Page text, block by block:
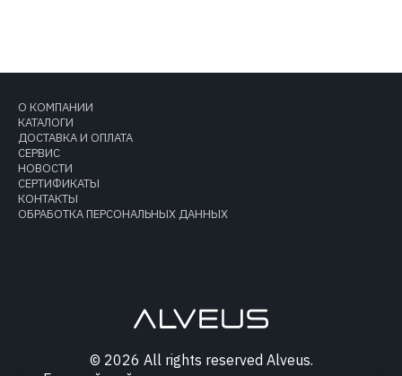
О КОМПАНИИ
КАТАЛОГИ
ДОСТАВКА И ОПЛАТА
СЕРВИС
НОВОСТИ
СЕРТИФИКАТЫ
КОНТАКТЫ
ОБРАБОТКА ПЕРСОНАЛЬНЫХ ДАННЫХ
© 2026 All rights reserved Alveus.